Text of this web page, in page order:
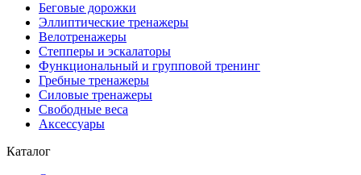
Беговые дорожки
Эллиптические тренажеры
Велотренажеры
Степперы и эскалаторы
Функциональный и групповой тренинг
Гребные тренажеры
Силовые тренажеры
Свободные веса
Аксессуары
Каталог